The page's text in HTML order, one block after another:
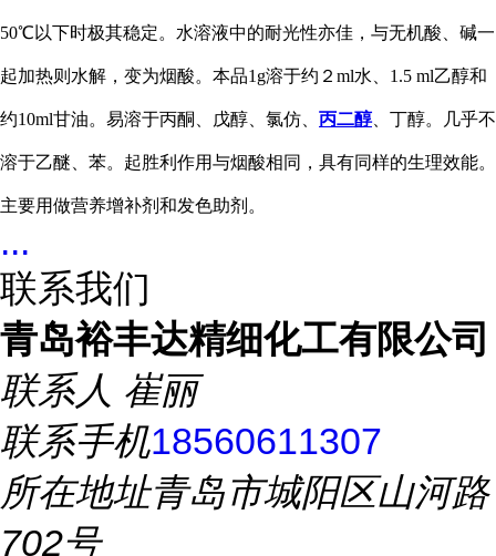
50℃以下时极其稳定。水溶液中的耐光性亦佳，与无机酸、碱一
起加热则水解，变为烟酸。本品1g溶于约２ml水、1.5 ml乙醇和
约10ml甘油。易溶于丙酮、戊醇、氯仿、 丙二醇、丁醇。几乎不
溶于乙醚、苯。起胜利作用与烟酸相同，具有同样的生理效能。
主要用做营养增补剂和发色助剂。
...
联系我们
青岛裕丰达精细化工有限公司
联系人 崔丽
联系手机18560611307
所在地址青岛市城阳区山河路
702号